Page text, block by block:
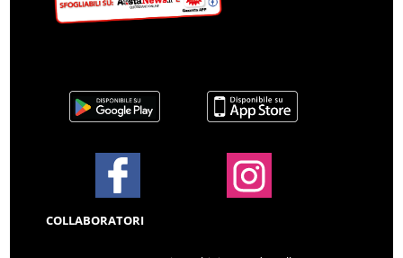
COLLABORATORI